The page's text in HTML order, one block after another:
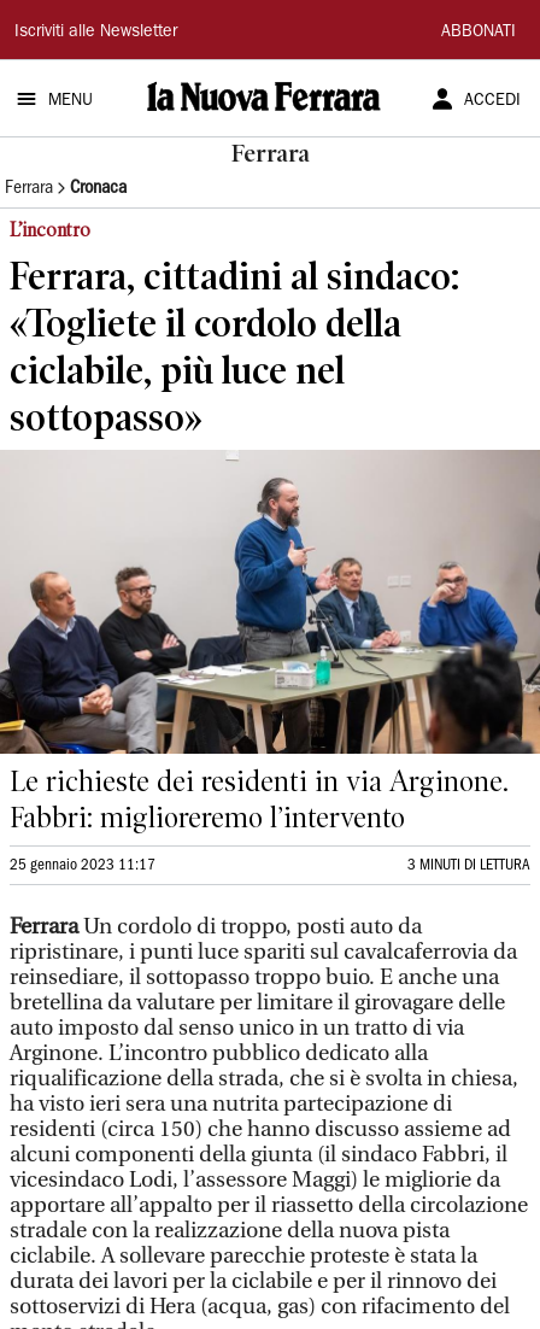
La
Nuova
Ferrara
Iscriviti alle Newsletter ABBONATI
MENU ACCEDI
Ferrara
Ferrara Cronaca
L’incontro
Ferrara, cittadini al sindaco:
«Togliete il cordolo della
ciclabile, più luce nel
sottopasso»
Le richieste dei residenti in via Arginone.
Fabbri: miglioreremo l’intervento
25 gennaio 2023 11:17 3 MINUTI DI LETTURA
FerraraUn cordolo di troppo, posti auto da
ripristinare, i punti luce spariti sul cavalcaferrovia da
reinsediare, il sottopasso troppo buio. E anche una
bretellina da valutare per limitare il girovagare delle
auto imposto dal senso unico in un tratto di via
Arginone. L’incontro pubblico dedicato alla
riqualificazione della strada, che si è svolta in chiesa,
ha visto ieri sera una nutrita partecipazione di
residenti (circa 150) che hanno discusso assieme ad
alcuni componenti della giunta (il sindaco Fabbri, il
vicesindaco Lodi, l’assessore Maggi) le migliorie da
apportare all’appalto per il riassetto della circolazione
stradale con la realizzazione della nuova pista
ciclabile. A sollevare parecchie proteste è stata la
durata dei lavori per la ciclabile e per il rinnovo dei
sottoservizi di Hera (acqua, gas) con rifacimento del